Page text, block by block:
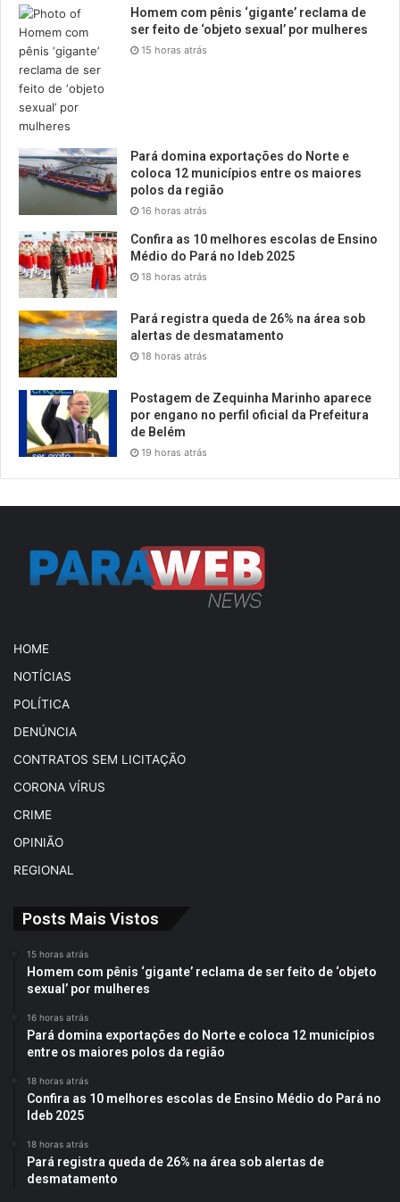
Homem com pênis ‘gigante’ reclama de
ser feito de ‘objeto sexual’ por mulheres
15 horas atrás
Pará domina exportações do Norte e
coloca 12 municípios entre os maiores
polos da região
16 horas atrás
Confira as 10 melhores escolas de Ensino
Médio do Pará no Ideb 2025
18 horas atrás
Pará registra queda de 26% na área sob
alertas de desmatamento
18 horas atrás
Postagem de Zequinha Marinho aparece
por engano no perfil oficial da Prefeitura
de Belém
19 horas atrás
HOME
NOTÍCIAS
POLÍTICA
DENÚNCIA
CONTRATOS SEM LICITAÇÃO
CORONA VÍRUS
CRIME
OPINIÃO
REGIONAL
Posts Mais Vistos
15 horas atrás
Homem com pênis ‘gigante’ reclama de ser feito de ‘objeto
sexual’ por mulheres
16 horas atrás
Pará domina exportações do Norte e coloca 12 municípios
entre os maiores polos da região
18 horas atrás
Confira as 10 melhores escolas de Ensino Médio do Pará no
Ideb 2025
18 horas atrás
Pará registra queda de 26% na área sob alertas de
desmatamento